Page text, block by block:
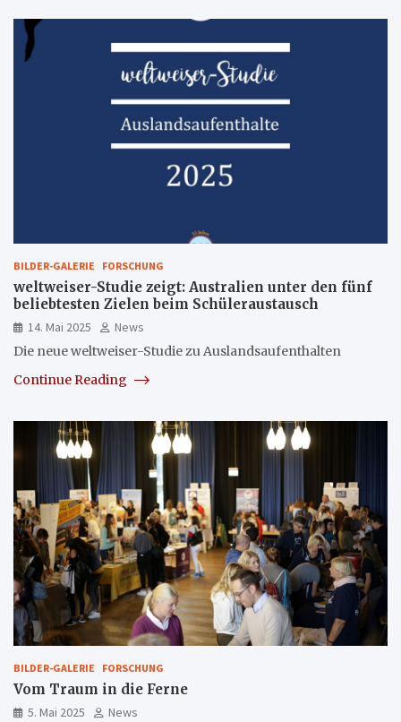
BILDER-GALERIE FORSCHUNG
weltweiser-Studie zeigt: Australien unter den fünf
beliebtesten Zielen beim Schüleraustausch
14. Mai 2025
News
Die neue weltweiser-Studie zu Auslandsaufenthalten
Continue Reading
BILDER-GALERIE FORSCHUNG
Vom Traum in die Ferne
5. Mai 2025
News